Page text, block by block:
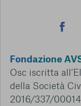
Fondazione
Osc iscritta
della Società
2016/337/